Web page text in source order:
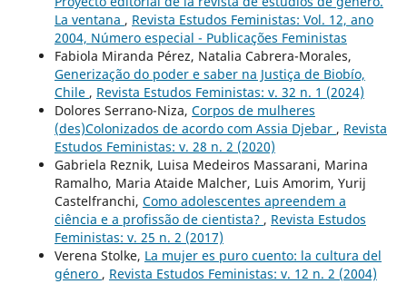
La ventana , Revista Estudos Feministas: Vol. 12, ano
2004, Número especial - Publicações Feministas
Fabiola Miranda Pérez, Natalia Cabrera-Morales,
Generização do poder e saber na Justiça de Biobío,
Chile , Revista Estudos Feministas: v. 32 n. 1 (2024)
Dolores Serrano-Niza, Corpos de mulheres
(des)Colonizados de acordo com Assia Djebar , Revista
Estudos Feministas: v. 28 n. 2 (2020)
Gabriela Reznik, Luisa Medeiros Massarani, Marina
Ramalho, Maria Ataide Malcher, Luis Amorim, Yurij
Castelfranchi, Como adolescentes apreendem a
ciência e a profissão de cientista? , Revista Estudos
Feministas: v. 25 n. 2 (2017)
Verena Stolke, La mujer es puro cuento: la cultura del
género , Revista Estudos Feministas: v. 12 n. 2 (2004)